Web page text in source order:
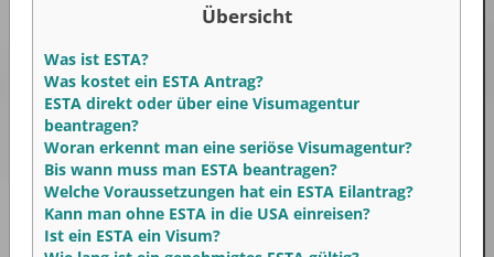
Übersicht
Was ist ESTA?
Was kostet ein ESTA Antrag?
ESTA direkt oder über eine Visumagentur
beantragen?
Woran erkennt man eine seriöse Visumagentur?
Bis wann muss man ESTA beantragen?
Welche Voraussetzungen hat ein ESTA Eilantrag?
Kann man ohne ESTA in die USA einreisen?
Ist ein ESTA ein Visum?